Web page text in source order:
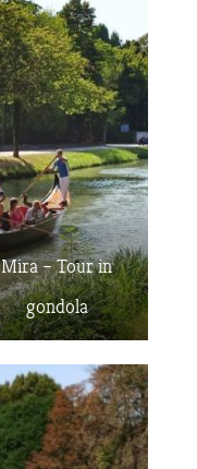
Mira – Tour in
gondola